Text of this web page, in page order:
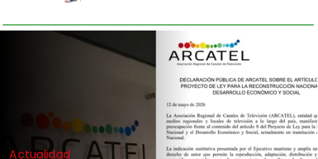
Actualidad